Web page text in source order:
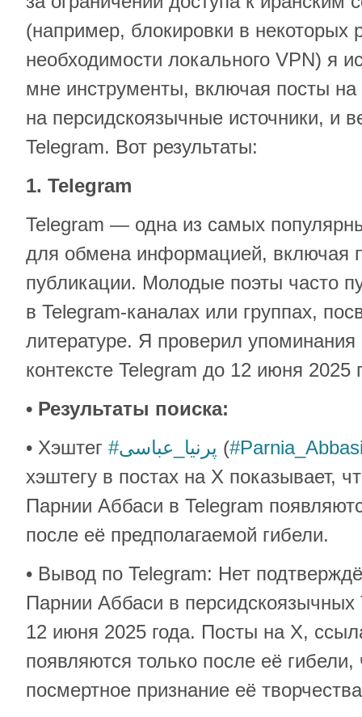
(например, блокировки в некоторых
необходимости локального VPN) я
мне инструменты, включая посты
на персидскоязычные источники, и
Telegram. Вот результаты:
1. Telegram
Telegram — одна из самых
для обмена информацией, включая
публикации. Молодые поэты часто
в Telegram-каналах или группах,
литературе. Я проверил
контексте Telegram до 12 июня 2025
• Результаты поиска:
• Хэштег
#پرنیا_عباسی (
хэштегу в постах на X показывает,
Парнии Аббаси в Telegram
после её предполагаемой гибели.
• Вывод по Telegram: Нет
Парнии Аббаси в персидскоязычных
12 июня 2025 года. Посты на X,
появляются только после её гибели,
посмертное признание её